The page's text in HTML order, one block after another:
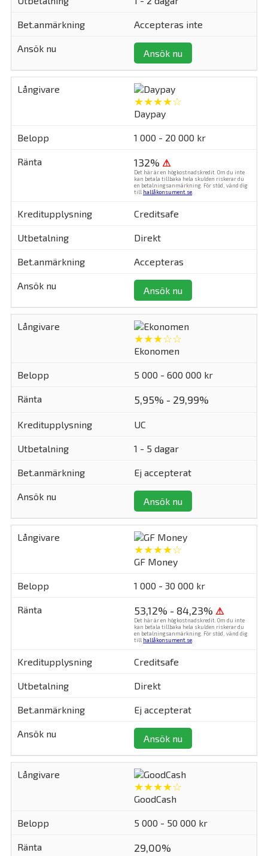
Accepteras inte
Ansök nu
★★★★☆
Daypay
1 000 - 20 000 kr
132% ⚠
Det här är en högkostnadskredit. Om du inte
kan betala tillbaka hela skulden riskerar du
en betalningsanmärkning. För stöd, vänd dig
till hallåkonsument.se.
Creditsafe
Direkt
Accepteras
Ansök nu
★★★☆☆
Ekonomen
5 000 - 600 000 kr
5,95% - 29,99%
UC
1 - 5 dagar
Ej accepterat
Ansök nu
★★★★☆
GF Money
1 000 - 30 000 kr
53,12% - 84,23% ⚠
Det här är en högkostnadskredit. Om du inte
kan betala tillbaka hela skulden riskerar du
en betalningsanmärkning. För stöd, vänd dig
till hallåkonsument.se.
Creditsafe
Direkt
Ej accepterat
Ansök nu
★★★★☆
GoodCash
5 000 - 50 000 kr
29,00%